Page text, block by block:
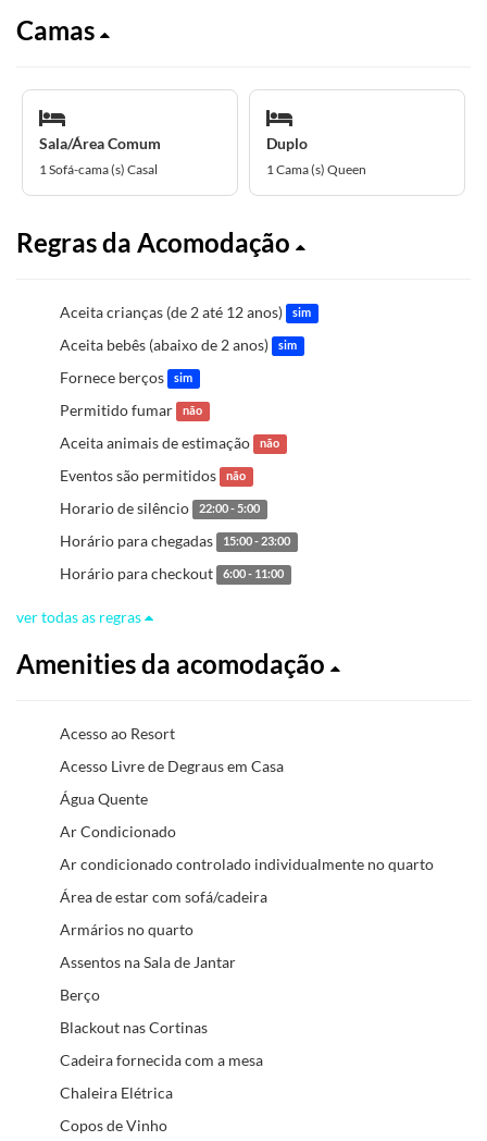
Camas
Sala/Área Comum
1 Sofá-cama (s) Casal
Duplo
1 Cama (s) Queen
Regras da Acomodação
Aceita crianças (de 2 até 12 anos) sim
Aceita bebês (abaixo de 2 anos) sim
Fornece berços sim
Permitido fumar não
Aceita animais de estimação não
Eventos são permitidos não
Horario de silêncio 22:00 - 5:00
Horário para chegadas 15:00 - 23:00
Horário para checkout 6:00 - 11:00
ver todas as regras
Amenities da acomodação
Acesso ao Resort
Acesso Livre de Degraus em Casa
Água Quente
Ar Condicionado
Ar condicionado controlado individualmente no quarto
Área de estar com sofá/cadeira
Armários no quarto
Assentos na Sala de Jantar
Berço
Blackout nas Cortinas
Cadeira fornecida com a mesa
Chaleira Elétrica
Copos de Vinho